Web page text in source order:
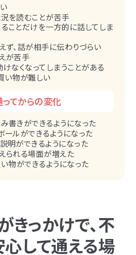
を読むことが苦手
ことだけを一方的に話してしま
ず、話が相手に伝わりづらい
が苦手
けなくなってしまうことがある
い物が難しい
ってからの変化
書きができるようになった
ールができるようになった
明ができるようになった
られる場面が増えた
物ができるようになった
きっかけで、不
心して通える場